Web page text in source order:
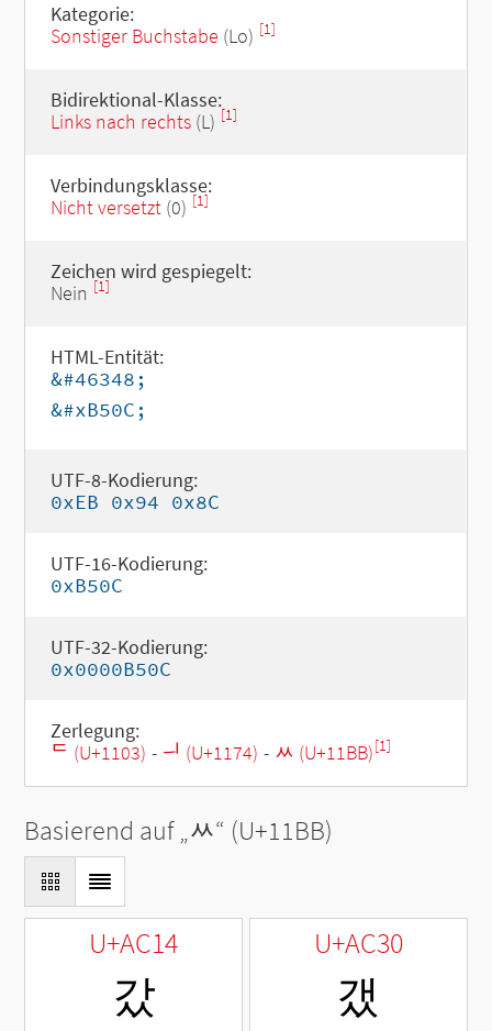
Kategorie:
Sonstiger Buchstabe (Lo) [1]
Bidirektional-Klasse:
Links nach rechts(L) [1]
Verbindungsklasse:
Nicht versetzt(0) [1]
Zeichen wird gespiegelt:
Nein [1]
HTML-Entität:
&#46348;
&#xB50C;
UTF-8-Kodierung:
0xEB 0x94 0x8C
UTF-16-Kodierung:
0xB50C
UTF-32-Kodierung:
0x0000B50C
Zerlegung:
ᄃ (U+1103) - ᅴ (U+1174) - ᆻ (U+11BB)[1]
Basierend auf „ᆻ“ (U+11BB)
U+AC14
갔
U+AC30
갰